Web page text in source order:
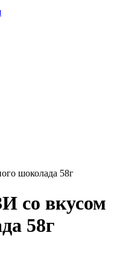
шоколада 58г
со вкусом
58г